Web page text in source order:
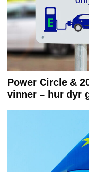
Power Circle &
vinner – hur dyr